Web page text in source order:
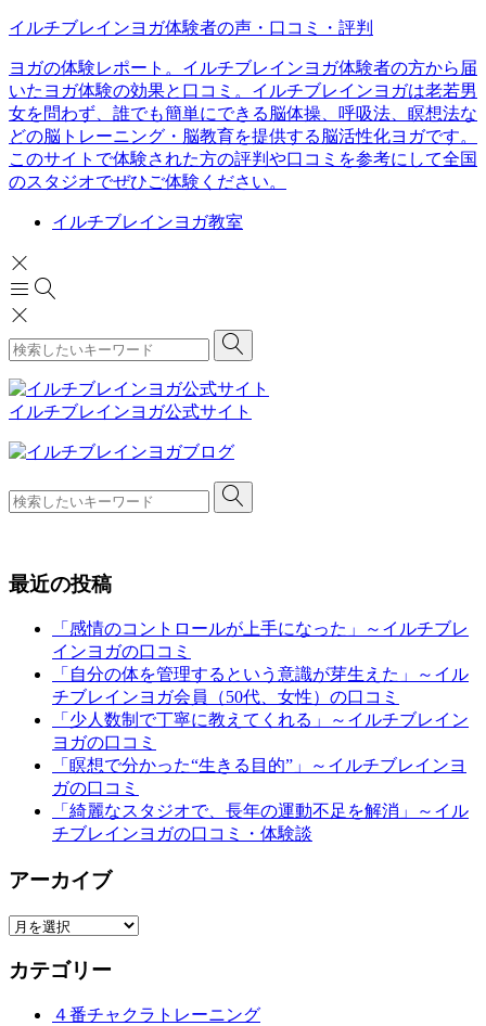
イルチブレインヨガ体験者の声・口コミ・評判
ヨガの体験レポート。イルチブレインヨガ体験者の方から届
いたヨガ体験の効果と口コミ。イルチブレインヨガは老若男
女を問わず、誰でも簡単にできる脳体操、呼吸法、瞑想法な
どの脳トレーニング・脳教育を提供する脳活性化ヨガです。
このサイトで体験された方の評判や口コミを参考にして全国
のスタジオでぜひご体験ください。
イルチブレインヨガ教室
イルチブレインヨガ公式サイト
最近の投稿
「感情のコントロールが上手になった」～イルチブレ
インヨガの口コミ
「自分の体を管理するという意識が芽生えた」～イル
チブレインヨガ会員（50代、女性）の口コミ
「少人数制で丁寧に教えてくれる」～イルチブレイン
ヨガの口コミ
「瞑想で分かった“生きる目的”」～イルチブレインヨ
ガの口コミ
「綺麗なスタジオで、長年の運動不足を解消」～イル
チブレインヨガの口コミ・体験談
アーカイブ
ア
カ
カテゴリー
４番チャクラトレーニング